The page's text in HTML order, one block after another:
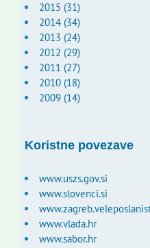
2015 (31)
2014 (34)
2013 (24)
2012 (29)
2011 (27)
2010 (18)
2009 (14)
Koristne povezave
www.uszs.gov.si
www.slovenci.si
www.vlada.hr
www.sabor.hr